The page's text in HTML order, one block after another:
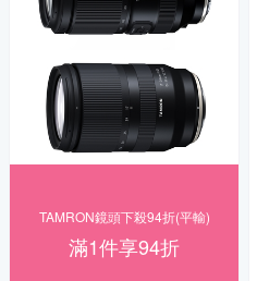
TAMRON鏡頭下殺94折(平輸)
滿1件享94折